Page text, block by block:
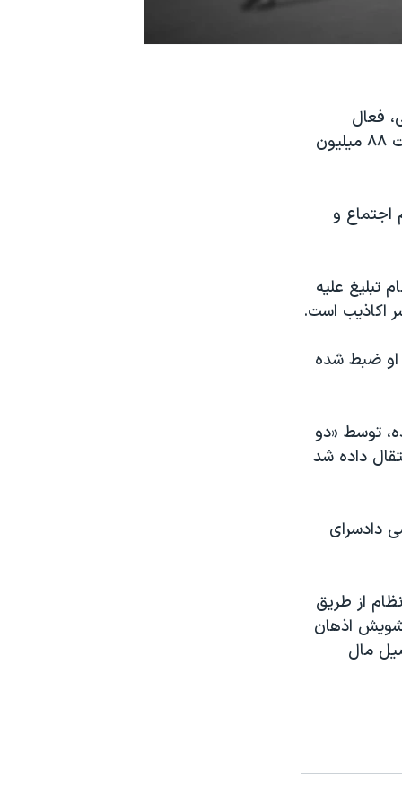
فعال
مشروطه‌خواه که در حال حاضر در زندان اوین است، به ۱۵ سال زندان و پرداخت ۸۸ میلیون
زندان به اتهام اجتماع و
زندان به اتهام تبلیغ علیه
اکاذیب است.
او ضبط شده
گسترده، توسط «دو
و به بند ۲۰۹ زندان اوین انتقال داده شد
دادسرای
از طریق
اذهان
مال